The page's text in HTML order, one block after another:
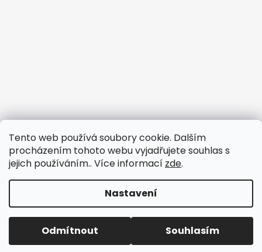
Tento web používá soubory cookie. Dalším
procházením tohoto webu vyjadřujete souhlas s
jejich používáním.. Více informací zde.
Nastavení
Odmítnout Souhlasím
Copyright 20263dfun.cz . Všechna práva vyhrazena.